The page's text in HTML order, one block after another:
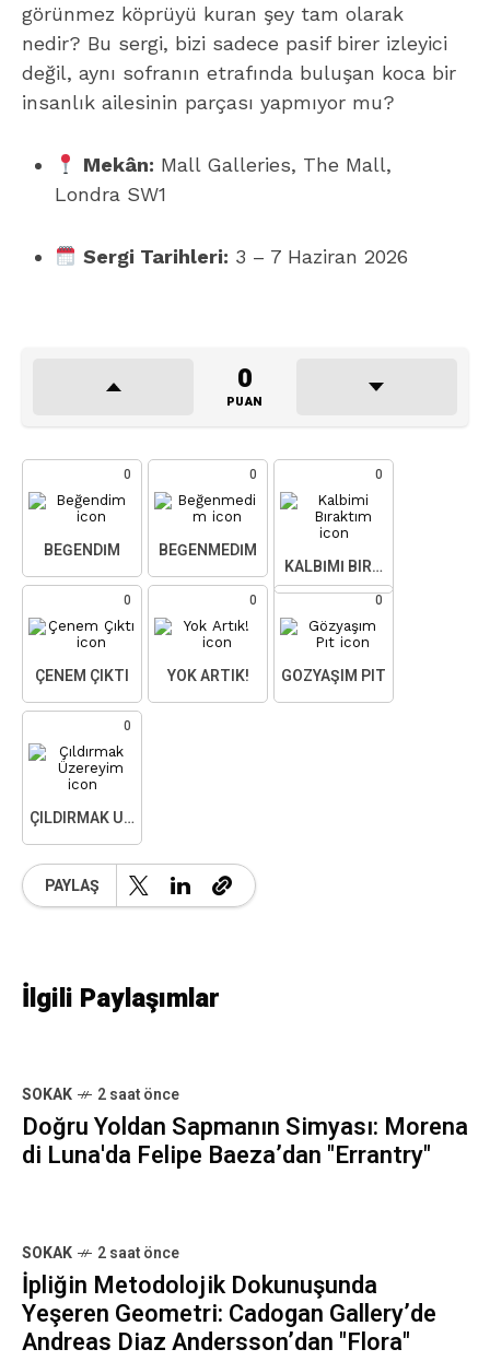
görünmez köprüyü kuran şey tam olarak
nedir? Bu sergi, bizi sadece pasif birer izleyici
değil, aynı sofranın etrafında buluşan koca bir
insanlık ailesinin parçası yapmıyor mu?
Mekân: Mall Galleries, The Mall,
Londra SW1
Sergi Tarihleri: 3 – 7 Haziran 2026
0
PUAN
0
BEĞENDIM
0
BEĞENMEDIM
0
KALBIMI BIRAKTIM
0
ÇENEM ÇIKTI
0
YOK ARTIK!
0
GÖZYAŞIM PIT
0
ÇILDIRMAK ÜZEREYIM
PAYLAŞ
İlgili Paylaşımlar
SOKAK 2 saat önce
Doğru Yoldan Sapmanın Simyası: Morena
di Luna'da Felipe Baeza’dan "Errantry"
SOKAK 2 saat önce
İpliğin Metodolojik Dokunuşunda
Yeşeren Geometri: Cadogan Gallery’de
Andreas Diaz Andersson’dan "Flora"